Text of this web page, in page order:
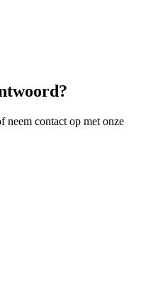
neem contact op met onze